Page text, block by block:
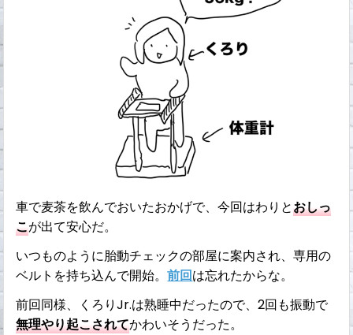
車で麦茶を飲んでおいたおかげで、今回はわりとおしっ
こが出て安心だ。
いつものように胎動チェックの部屋に案内され、専用の
ベルトを持ち込んで開始。前回は忘れたからな。
前回同様、くろりJr.は熟睡中だったので、2回も振動で
無理やり起こされてかわいそうだった。